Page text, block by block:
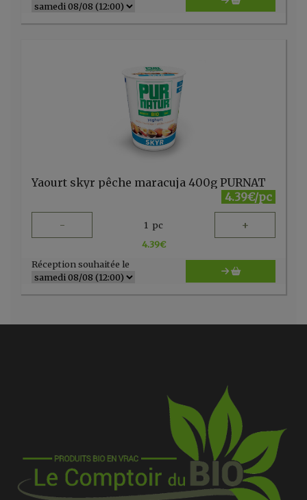
Yaourt skyr pêche maracuja 400g PURNAT
4.39€/pc
- 1 pc +
4.39€
Réception souhaitée le